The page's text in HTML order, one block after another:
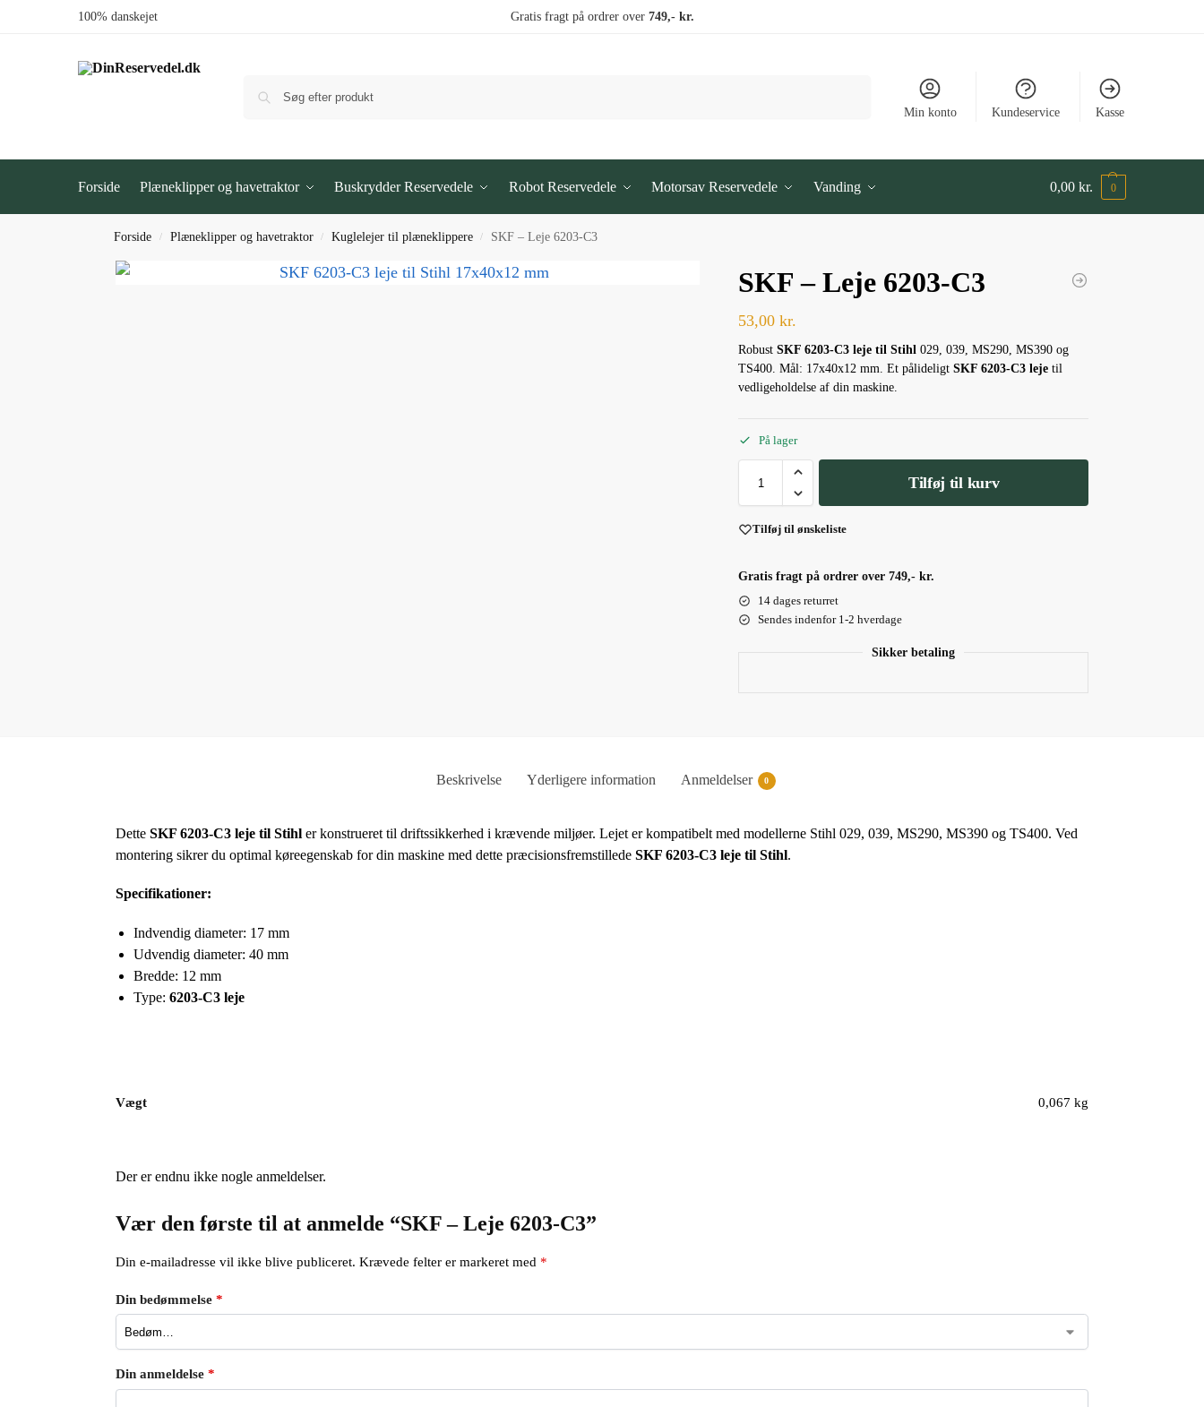
100% danskejet Gratis fragt på ordrer over 749,- kr.
Min konto Kundeservice Kasse
Forside Plæneklipper og havetraktor Buskrydder Reservedele Robot Reservedele Motorsav Reservedele Vanding 0,00 kr. 0
Forside / Plæneklipper og havetraktor / Kuglelejer til plæneklippere / SKF – Leje 6203-C3
SKF – Leje 6203-C3
53,00kr.
RobustSKF 6203-C3 leje til Stihl 029, 039, MS290, MS390 og
TS400. Mål: 17x40x12 mm. Et pålideligtSKF 6203-C3 leje til
vedligeholdelse af din maskine.
På lager
Tilføj til kurv
Tilføj til ønskeliste
Gratis fragt på ordrer over 749,- kr.
14 dages returret
Sendes indenfor 1-2 hverdage
Sikker betaling
Beskrivelse Yderligere information Anmeldelser 0
Dette SKF 6203-C3 leje til Stihler konstrueret til driftssikkerhed i krævende miljøer. Lejet er kompatibelt med modellerne Stihl 029, 039, MS290, MS390 og TS400. Ved
montering sikrer du optimal køreegenskab for din maskine med dette præcisionsfremstillede SKF 6203-C3 leje til Stihl.
Specifikationer:
Indvendig diameter: 17 mm
Udvendig diameter: 40 mm
Bredde: 12 mm
Type: 6203-C3 leje
Vægt 0,067 kg
Der er endnu ikke nogle anmeldelser.
Vær den første til at anmelde “SKF – Leje 6203-C3”
Din e-mailadresse vil ikke blive publiceret. Krævede felter er markeret med *
Din bedømmelse *
Din anmeldelse *